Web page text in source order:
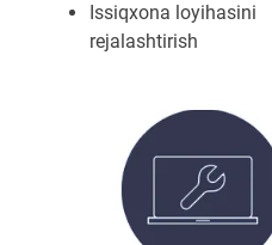
Issiqxona loyihasini
rejalashtirish